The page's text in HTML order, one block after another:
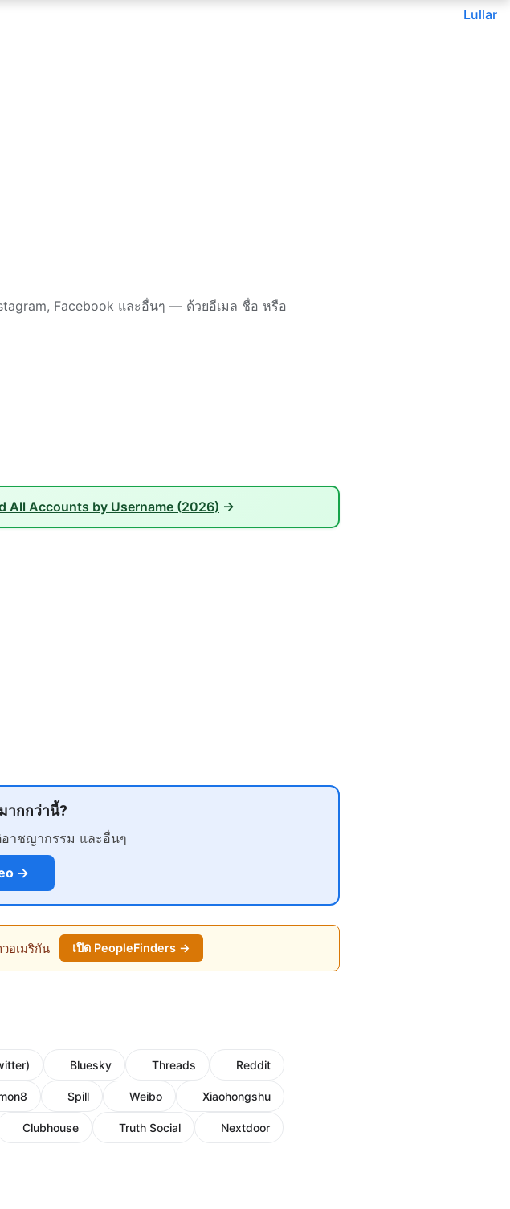
Lullar
Facebook และอื่นๆ — ด้วยอีเมล ชื่อ หรือ
All Accounts by Username (2026) →
ากกว่านี้?
อาชญากรรม และอื่นๆ
→
อเมริกัน เปิด PeopleFinders →
Bluesky Threads Reddit
Spill Weibo Xiaohongshu
Clubhouse Truth Social Nextdoor